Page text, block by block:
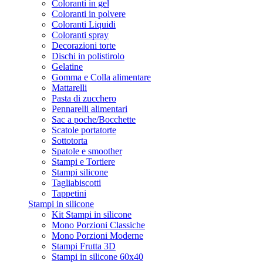
Coloranti in gel
Coloranti in polvere
Coloranti Liquidi
Coloranti spray
Decorazioni torte
Dischi in polistirolo
Gelatine
Gomma e Colla alimentare
Mattarelli
Pasta di zucchero
Pennarelli alimentari
Sac a poche/Bocchette
Scatole portatorte
Sottotorta
Spatole e smoother
Stampi e Tortiere
Stampi silicone
Tagliabiscotti
Tappetini
Stampi in silicone
Kit Stampi in silicone
Mono Porzioni Classiche
Mono Porzioni Moderne
Stampi Frutta 3D
Stampi in silicone 60x40